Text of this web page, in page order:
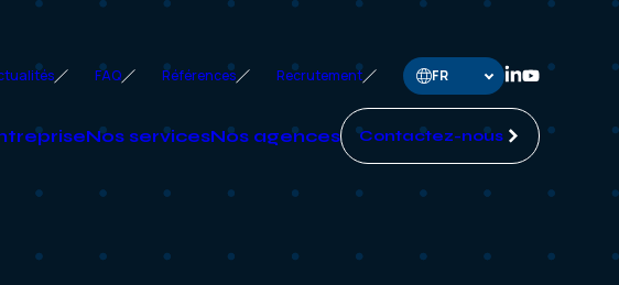
Nos servicesNos agences Contactez-nous
FAQ Références Recrutement